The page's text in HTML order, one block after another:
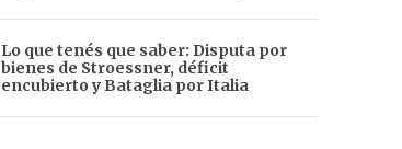
Lo que tenés que saber: Disputa por
bienes de Stroessner, déficit
encubierto y Bataglia por Italia